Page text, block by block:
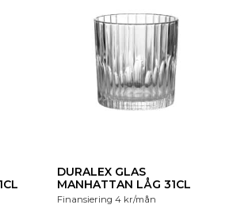
DURALEX GLAS
MANHATTAN LÅG 31CL
Finansiering 4 kr/mån